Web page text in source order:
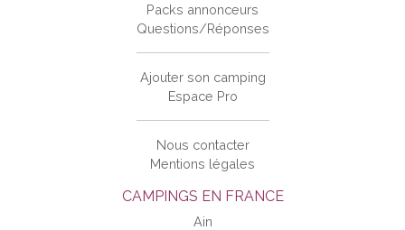
CAMPINGS EN FRANCE
Ain
Packs annonceurs
Questions/Réponses
Ajouter son camping
Espace Pro
Nous contacter
Mentions légales